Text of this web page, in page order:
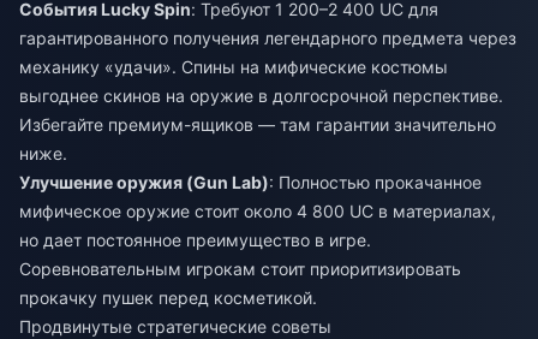
События Lucky Spin: Требуют 1 200–2 400 UC для
гарантированного получения легендарного предмета через
механику «удачи». Спины на мифические костюмы
выгоднее скинов на оружие в долгосрочной перспективе.
Избегайте премиум-ящиков — там гарантии значительно
ниже.
Улучшение оружия (Gun Lab): Полностью прокачанное
мифическое оружие стоит около 4 800 UC в материалах,
но дает постоянное преимущество в игре.
Соревновательным игрокам стоит приоритизировать
прокачку пушек перед косметикой.
Продвинутые стратегические советы